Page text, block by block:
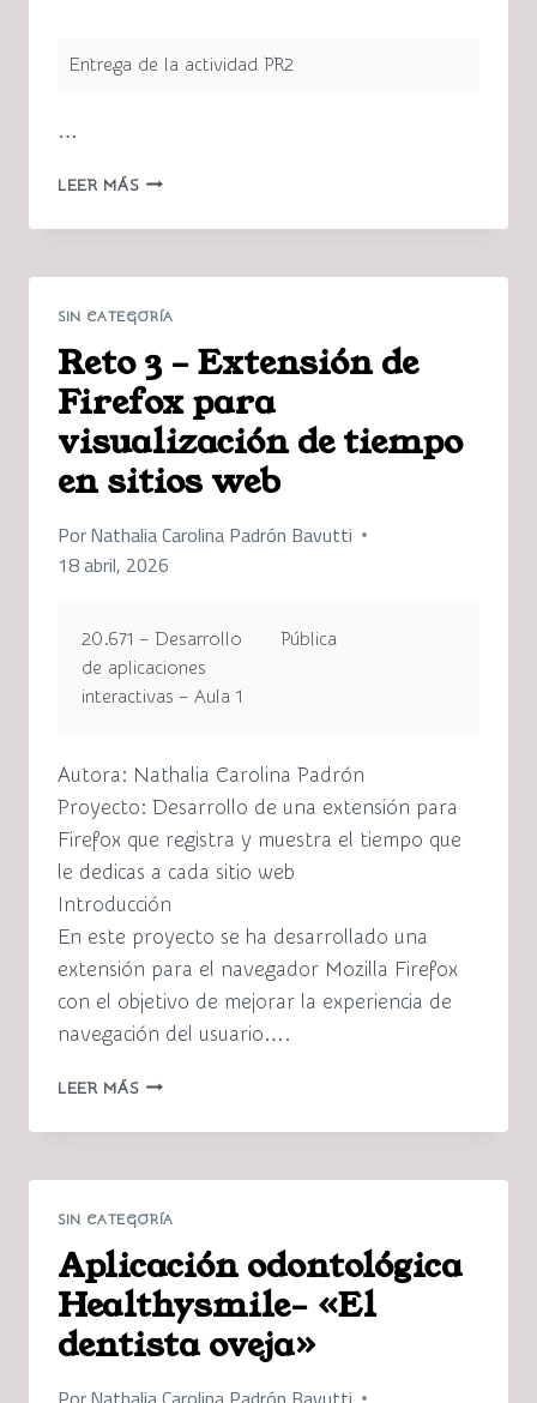
Entrega de la actividad PR2
…
LEER MÁSPR2-
APP-
PADRÓN
SIN CATEGORÍA
Reto 3 – Extensión de
Firefox para
visualización de tiempo
en sitios web
PorNathalia Carolina Padrón Bavutti
18 abril, 2026
20.671 – Desarrollo
de aplicaciones
interactivas – Aula 1
Pública
Autora: Nathalia Carolina Padrón
Proyecto: Desarrollo de una extensión para
Firefox que registra y muestra el tiempo que
le dedicas a cada sitio web
Introducción
En este proyecto se ha desarrollado una
extensión para el navegador Mozilla Firefox
con el objetivo de mejorar la experiencia de
navegación del usuario….
LEER MÁSRETO
–
DE
VISUALIZACIÓN
DE
TIEMPO
EN
SITIOS
SIN CATEGORÍA
Aplicación odontológica
Healthysmile- «El
dentista oveja»